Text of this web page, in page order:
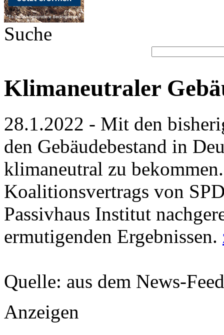
Suche
Klimaneutraler
28.1.2022 - Mit den
den Gebäudebestand in
klimaneutral zu
Koalitionsvertrags von
Passivhaus Institut
ermutigenden Ergebnissen.
Quelle: aus dem News-
Anzeigen